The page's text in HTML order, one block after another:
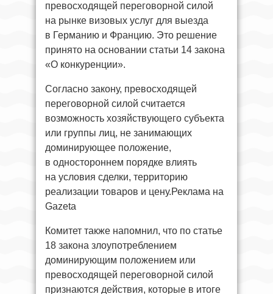
превосходящей переговорной силой
на рынке визовых услуг для выезда
в Германию и Францию. Это решение
принято на основании статьи 14 закона
«О конкуренции».
Согласно закону, превосходящей
переговорной силой считается
возможность хозяйствующего субъекта
или группы лиц, не занимающих
доминирующее положение,
в одностороннем порядке влиять
на условия сделки, территорию
реализации товаров и цену.Реклама на
Gazeta
Комитет также напомнил, что по статье
18 закона злоупотреблением
доминирующим положением или
превосходящей переговорной силой
признаются действия, которые в итоге